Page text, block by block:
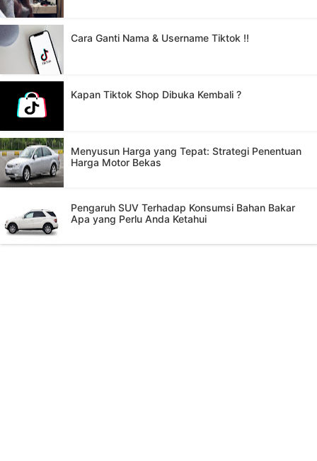
Cara Ganti Nama & Username Tiktok !!
Kapan Tiktok Shop Dibuka Kembali ?
Menyusun Harga yang Tepat: Strategi Penentuan
Harga Motor Bekas
Pengaruh SUV Terhadap Konsumsi Bahan Bakar
Apa yang Perlu Anda Ketahui